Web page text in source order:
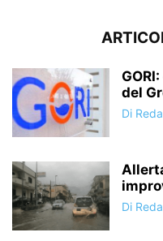
del
Di
Di